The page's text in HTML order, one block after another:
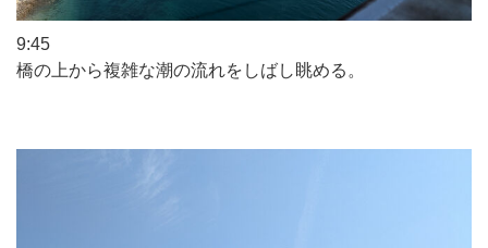
9:45
橋の上から複雑な潮の流れをしばし眺める。